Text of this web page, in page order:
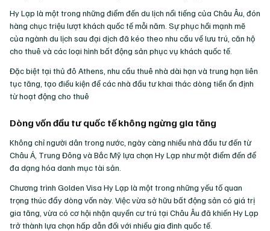
Hy Lạp là một trong những điểm đến du lịch nổi tiếng của Châu Âu, đón
hàng chục triệu lượt khách quốc tế mỗi năm. Sự phục hồi mạnh mẽ
của ngành du lịch sau đại dịch đã kéo theo nhu cầu về lưu trú, căn hộ
cho thuê và các loại hình bất động sản phục vụ khách quốc tế.
Đặc biệt tại thủ đô Athens, nhu cầu thuê nhà dài hạn và trung hạn liên
tục tăng, tạo điều kiện để các nhà đầu tư khai thác dòng tiền ổn định
từ hoạt động cho thuê
Dòng vốn đầu tư quốc tế không ngừng gia tăng
Không chỉ người dân trong nước, ngày càng nhiều nhà đầu tư đến từ
Châu Á, Trung Đông và Bắc Mỹ lựa chọn Hy Lạp như một điểm đến để
đa dạng hóa danh mục tài sản.
Chương trình Golden Visa Hy Lạp là một trong những yếu tố quan
trọng thúc đẩy dòng vốn này. Việc vừa sở hữu bất động sản có giá trị
gia tăng, vừa có cơ hội nhận quyền cư trú tại Châu Âu đã khiến Hy Lạp
trở thành lựa chọn hấp dẫn đối với nhiều gia đình quốc tế.